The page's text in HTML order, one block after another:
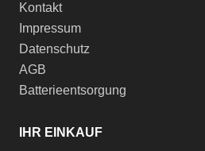
Kontakt
Impressum
Datenschutz
AGB
Batterieentsorgung
IHR EINKAUF